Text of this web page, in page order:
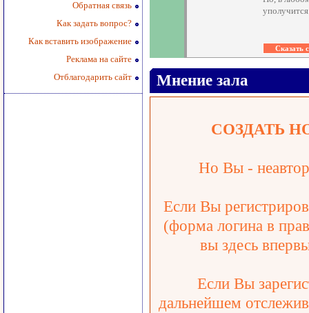
Обратная связь
Как задать вопрос?
Как вставить изображение
Реклама на сайте
Отблагодарить сайт
Мнение зала
СОЗДАТЬ
Но Вы -
Если Вы
(форма логина в
вы здесь
Если Вы
дальнейшем